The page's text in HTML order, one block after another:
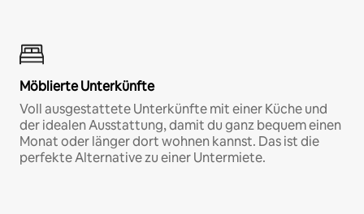
Möblierte Unterkünfte
Voll ausgestattete Unterkünfte mit einer Küche und
der idealen Ausstattung, damit du ganz bequem einen
Monat oder länger dort wohnen kannst. Das ist die
perfekte Alternative zu einer Untermiete.